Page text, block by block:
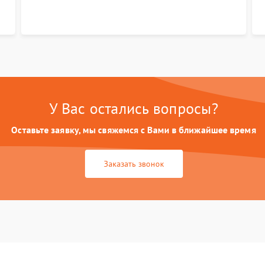
У Вас остались вопросы?
Оставьте заявку, мы свяжемся с Вами в ближайшее время
Заказать звонок